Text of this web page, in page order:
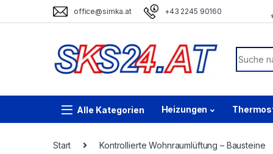
Skip to navigation
Skip to content office@simka.at +43 2245 90160
Search
Heizungen
Start Kontrollierte Wohnraumlüftung – Bausteine